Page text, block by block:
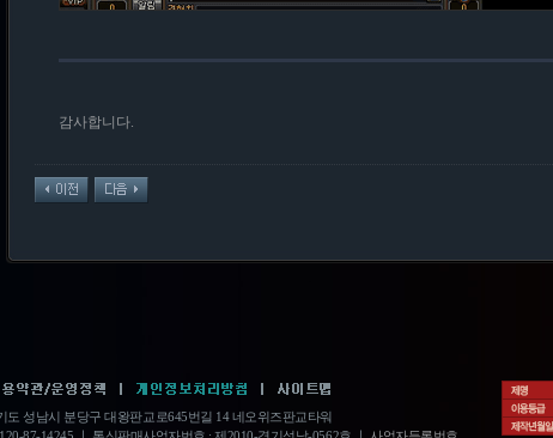
감사합니다.
도 성남시 분당구 대왕판교로645번길 14 네오위즈판교타워